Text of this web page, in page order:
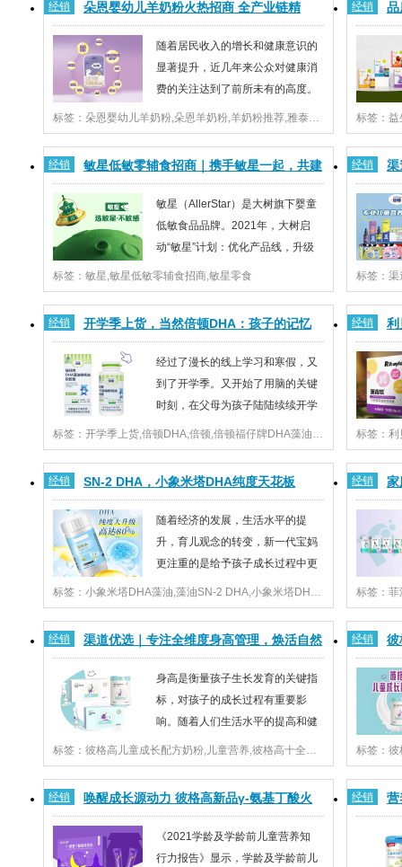
多的品牌愿意与在凝胶糖果技术、监管审批...
式来以较
经销 朵恩婴幼儿羊奶粉火热招商 全产业链精
工，5G (hǎo)品质引随着居民收入的增长和健康意识的
显著提升，近几年来公众对健康消
费的关注达到了前所未有的高度。
羊奶粉凭借其小分子结构、易于吸
收、低致敏性等优势，逐渐赢得了广大消费者的青睐。
此外，由于中国乳糖不耐受人群的日益扩大，进一步加
剧了市场对低致敏性羊奶粉产品的迫切需求...
标签：朵恩婴幼儿羊奶粉,朵恩羊奶粉,羊奶粉推荐,雅泰乳业
经销 品
示，全
长，
规模或
标签：益
经销 敏星低敏零辅食招商｜携手敏星一起，共建
敏宝的安心星球！敏星（AllerStar）是大树旗下婴童
低敏食品品牌。2021年，大树启
动“敏星”计划：优化产品线，升级
产品配方。以解决全球1.3亿过敏
体质儿童的喂养难题为初心，从原料选取到制作过程规
避八大常见高致敏食品原料！旨在为敏宝提供“只少敏感
源，不少营养素”的无添加辅零食产品。选...
标签：敏星,敏星低敏零辅食招商,敏星零食
经销 渠
院发布
健康素
30%，
标签：渠
经销 开学季上货，当然倍顿DHA：孩子的记忆
力，小蓝帽来守护经过了漫长的线上学习和寒假，又
到了开学季。又开始了用脑的关键
时刻，在父母为孩子陆陆续续开学
做准备的身影中，DHA可以说是经
久不衰。有前瞻性的母婴门店已经纷纷开始了针对开学
季DHA的铺货，但产品的同质化也成为了一把达摩克利
斯之剑，不仅让母婴门店在选品上犯难，也让营...
标签：开学季上货,倍顿DHA,倍顿,倍顿福仔牌DHA藻油核桃油软胶囊,开学DHA推荐
经销 利
新
尤其是对
们的肺部
全国各地
经销 SN-2 DHA，小象米塔DHA纯度天花板
随着经济的发展，生活水平的提
升，育儿观念的转变，新一代宝妈
更注重的是给予孩子成长过程中更
多的专业营养守护！一直专注于婴
童营养品领域生产研发的小象米塔，重磅推出母乳系藻
油SN-2 DHA新产品。优选80%高纯度SN-2位DHA藻油
DHA全称二十二碳六烯酸，常见的DHA通常以甘油脂
标签：小象米塔DHA藻油,藻油SN-2 DHA,小象米塔DHA,80%高纯度DHA
经销 家
于处在成
成长中至
高，婴童
标签：菲
经销 渠道优选｜专注全维度身高管理，焕活自然
长高力 彼格高诚邀身高是衡量孩子生长发育的关键指
标，对孩子的成长过程有重要影
响。随着人们生活水平的提高和健
康观念的普及，儿童身高话题受到
越来越多的关注，支持儿童骨骼发育类膳食营养也迎来
了蓬勃发展。其中，专注儿童身高管理的彼格高品牌就
凭借差异化布局和优异的产品品质，展现出强劲...
标签：彼格高儿童成长配方奶粉,儿童营养,彼格高十全肽,彼格高多骨肽,彼格高招商,儿童身高管理
经销 彼
示，超
食有待改
题。可见
经销 唤醒成长源动力 彼格高新品γ-氨基丁酸火
热招商
《2021学龄及学龄前儿童营养知
行力报告》显示，学龄及学龄前儿
经销 营
火